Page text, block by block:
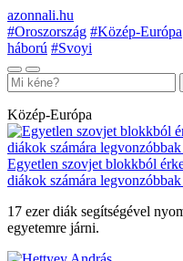
azonnali.hu
#Oroszország #Közép-Európa
háború #Svoyi
Közép-Európa
Egyetlen szovjet blokkból
diákok számára
17 ezer diák segítségével
egyetemre járni.